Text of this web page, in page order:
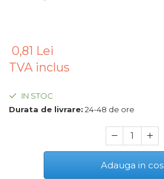
Cutii Depozitare
Chinga & Suport Mobila
imbracaminte si incaltaminte
Jucarii
0,81 Lei
TVA inclus
IN STOC
Durata de livrare: 24-48 de ore
Adauga in cos